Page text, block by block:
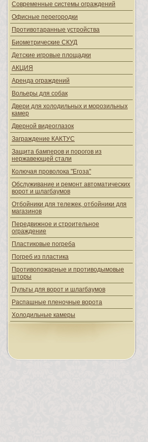
Современные системы ограждений
Офисные перегородки
Противотаранные устройства
Биометрические СКУД
Детские игровые площадки
АКЦИЯ
Аренда ограждений
Вольеры для собак
Двери для холодильных и морозильных
камер
Дверной видеоглазок
Заграждение КАКТУС
Защита бамперов и порогов из
нержавеющей стали
Колючая проволока "Егоза"
Обслуживание и ремонт автоматических
ворот и шлагбаумов
Отбойники для тележек, отбойники для
магазинов
Передвижное и строительное
ограждение
Пластиковые погреба
Погреб из пластика
Противопожарные и противодымовые
шторы
Пульты для ворот и шлагбаумов
Распашные пленочные ворота
Холодильные камеры